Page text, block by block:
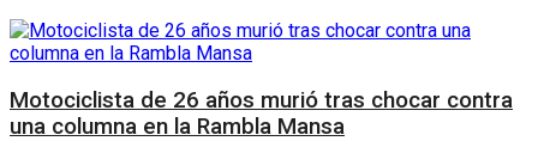
Motociclista de 26 años murió tras chocar contra
una columna en la Rambla Mansa